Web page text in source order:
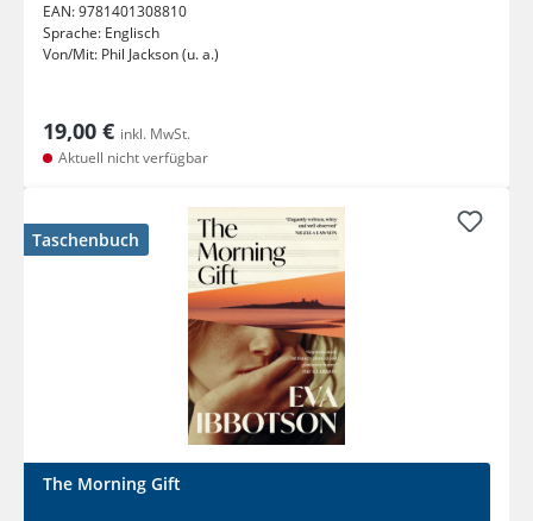
EAN:9781401308810
Sprache: Englisch
Von/Mit: Phil Jackson (u. a.)
19,00 € inkl. MwSt.
Aktuell nicht verfügbar
Taschenbuch
The Morning Gift